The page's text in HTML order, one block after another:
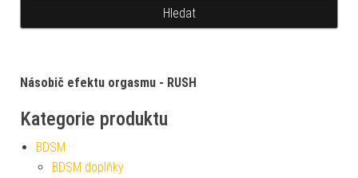
Násobič efektu orgasmu - RUSH
Kategorie produktu
BDSM
BDSM doplňky